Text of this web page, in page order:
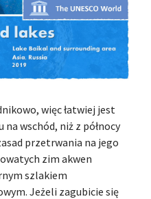
więc łatwiej jest
wschód, niż z północy
przetrwania na jego
zim akwen
szlakiem
Jeżeli zagubicie się